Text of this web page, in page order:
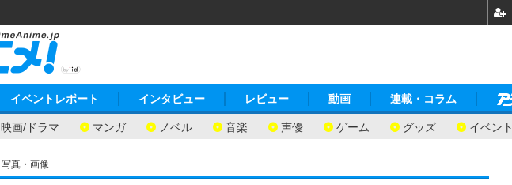
映画/ドラマ マンガ ノベル 音楽 声優 ゲーム グッズ イベント
イベントレポート インタビュー レビュー 動画 連載・コラム
写真・画像